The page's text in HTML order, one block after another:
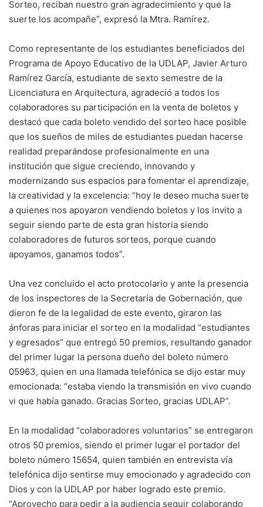
Sorteo, reciban nuestro gran agradecimiento y que la
suerte los acompañe”, expresó la Mtra. Ramírez.
Como representante de los estudiantes beneficiados del
Programa de Apoyo Educativo de la UDLAP, Javier Arturo
Ramírez García, estudiante de sexto semestre de la
Licenciatura en Arquitectura, agradeció a todos los
colaboradores su participación en la venta de boletos y
destacó que cada boleto vendido del sorteo hace posible
que los sueños de miles de estudiantes puedan hacerse
realidad preparándose profesionalmente en una
institución que sigue creciendo, innovando y
modernizando sus espacios para fomentar el aprendizaje,
la creatividad y la excelencia: “hoy le deseo mucha suerte
a quienes nos apoyaron vendiendo boletos y los invito a
seguir siendo parte de esta gran historia siendo
colaboradores de futuros sorteos, porque cuando
apoyamos, ganamos todos”.
Una vez concluido el acto protocolario y ante la presencia
de los inspectores de la Secretaría de Gobernación, que
dieron fe de la legalidad de este evento, giraron las
ánforas para iniciar el sorteo en la modalidad “estudiantes
y egresados” que entregó 50 premios, resultando ganador
del primer lugar la persona dueño del boleto número
05963, quien en una llamada telefónica se dijo estar muy
emocionada: “estaba viendo la transmisión en vivo cuando
vi que había ganado. Gracias Sorteo, gracias UDLAP”.
En la modalidad “colaboradores voluntarios” se entregaron
otros 50 premios, siendo el primer lugar el portador del
boleto número 15654, quien también en entrevista vía
telefónica dijo sentirse muy emocionado y agradecido con
Dios y con la UDLAP por haber logrado este premio.
“Aprovecho para pedir a la audiencia seguir colaborando